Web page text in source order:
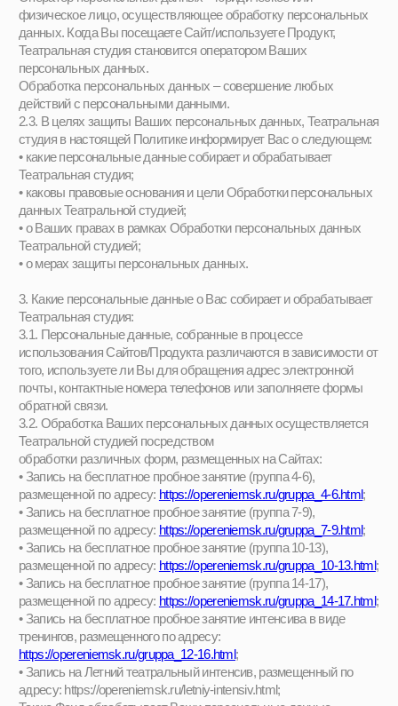
Театральной студией посредством
обработки различных форм, размещенных на Сайтах:
• Запись на бесплатное пробное занятие (группа 4-6),
размещенной по адресу:
• Запись на бесплатное пробное занятие (группа 7-9),
размещенной по адресу:https://opereniemsk.ru/gruppa_7-9.html
• Запись на бесплатное пробное занятие (группа 10-13),
размещенной по адресу: https://opereniemsk.ru/gruppa_10-13.html
• Запись на бесплатное пробное занятие (группа 14-17),
размещенной по адресу:https://opereniemsk.ru/gruppa_14-17.html;
• Запись на бесплатное пробное занятие интенсива в виде
тренингов, размещенного по адресу:
https://opereniemsk.ru/gruppa_12-16.html;
• Запись на Летний театральный интенсив, размещенный по
адресу: https://opereniemsk.ru/letniy-intensiv.html;
Также Фонд обрабатывает Ваши персональные данные,
предоставленные при обращении по адресам электронной
почты или по контактным номерам телефонов, указанным в
разделах Контакты Сайтов по адресу:
https://opereniemsk.ru/index.html#
3.3. В случае предоставления чувствительной персональной
информации (сведения о состоянии здоровья) Театральная
персональных данных, поскольку заранее Театральная студия
не была осведомлена о чувствительном характере данных,
которые Вы можете предоставить Театральной студии.
3.4. Театральная студия не проверяет предоставленные Вами
персональные данные на достоверность, за исключением
случаев, предусмотренных иными локальными нормативными
правовыми актами Театральной студии, не может судить о том,
обладаете ли Вы достаточной правоспособностью для
предоставления Ваших персональных данных.
Однако, Театральная студия исходит из того, что Вы
предоставляете достоверную и достаточную информацию, а
также своевременно обновляете ее.
Театральная студия обращает внимание, что формы для
обращений, указанные в п. 3.2 настоящей
Политики, предполагают возможность заполнения только
лицами старше 18 лет.
В случае предоставления персональных данных лиц, не
достигших 18 лет, Вы подтверждаете, что, заполняя формы,
предоставляете согласие на Обработку персональных данных
таких лиц.
3.5. Театральная студия может собирать и обрабатывать
следующие категории персональных данных во время
использования Вами Сайтов/Продукта:
• персональные данные, предоставленные Вами при
регистрации в формах обратной связи на Сайтах/при
использовании Продукта, при обращении на электронную почту
Театральной студии, а также по телефонам обратной связи,
согласно п. 3.2 настоящей Политики: фамилия, имя, отчество
(последнее – при наличии) Родителя,фамилия, имя, отчество
(последнее – при наличии) Ребенка; возраст ребенка; номер
контактного телефона; адрес электронной почты и (или)
сведения о других способах связи;